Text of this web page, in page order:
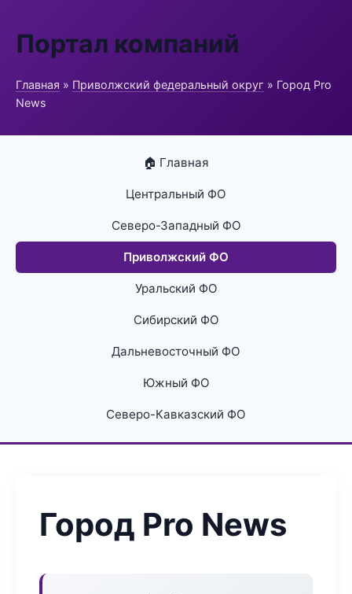
Портал компаний
Главная » Приволжский федеральный округ » Город Pro
News
🏠 Главная
Центральный ФО
Северо-Западный ФО
Приволжский ФО
Уральский ФО
Сибирский ФО
Дальневосточный ФО
Южный ФО
Северо-Кавказский ФО
Город Pro News